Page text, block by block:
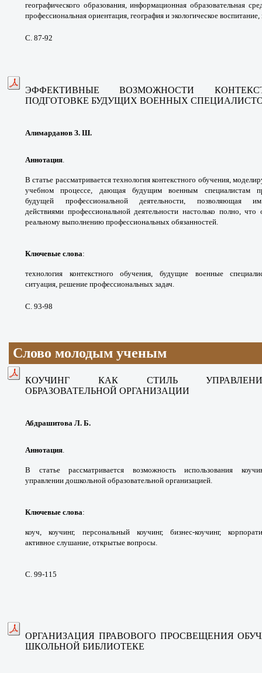
географического образования, информационная образовательная
профессиональная ориентация, география и экологическое
С. 87-92
ЭФФЕКТИВНЫЕ ВОЗМОЖНОСТИ
ПОДГОТОВКЕ БУДУЩИХ ВОЕННЫХ
Алимарданов З. Ш.
Аннотация.
В статье рассматривается технология контекстного обучения,
учебном процессе, дающая будущим военным специалистам
будущей профессиональной деятельности, позволяющая
действиями профессиональной деятельности настолько полно, что
реальному выполнению профессиональных обязанностей.
Ключевые слова:
технология контекстногообучения, будущие военные
ситуация, решение профессиональных задач.
С. 93-98
Слово молодым ученым
КОУЧИНГ КАК СТИЛЬ
ОБРАЗОВАТЕЛЬНОЙ ОРГАНИЗАЦИИ
Абдрашитова Л. Б.
Аннотация.
В статье рассматривается возможность использования
управлении дошкольной образовательной организацией.
Ключевые слова:
коуч, коучинг, персональный коучинг, бизнес-коучинг,
активное слушание, открытые вопросы.
С. 99-115
ОРГАНИЗАЦИЯ ПРАВОВОГО ПРОСВЕЩЕНИЯ
ШКОЛЬНОЙ БИБЛИОТЕКЕ